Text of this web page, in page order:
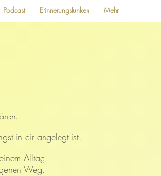
Podcast Erinnerungsfunken Mehr
in dir angelegt ist.
Alltag,
Weg.